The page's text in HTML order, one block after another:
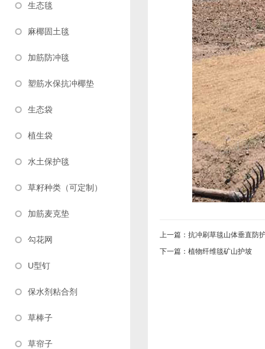
生态毯
麻椰固土毯
加筋防冲毯
塑筋水保抗冲椰垫
生态袋
植生袋
水土保护毯
草籽种类（可定制）
加筋麦克垫
勾花网
U型钉
保水剂粘合剂
草棒子
草帘子
上一篇： 抗冲刷草毯山体垂直防
下一篇： 植物纤维毯矿山护坡